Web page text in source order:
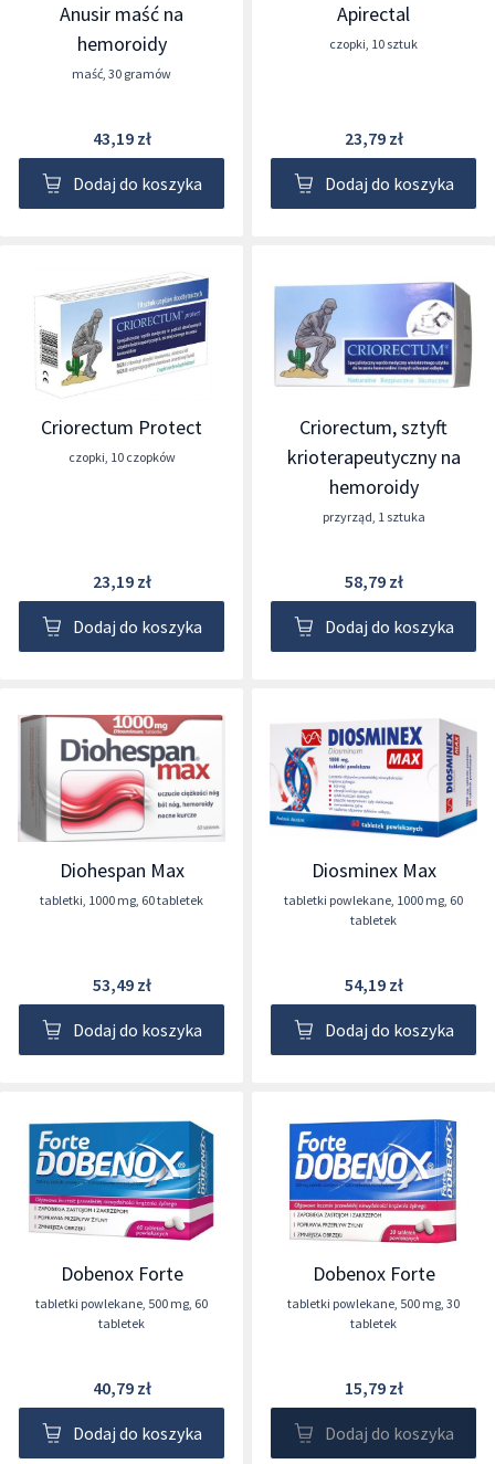
Anusir maść na
hemoroidy
maść, 30 gramów
43,19 zł
Dodaj do koszyka
Apirectal
czopki, 10 sztuk
23,79 zł
Dodaj do koszyka
Criorectum Protect
czopki, 10 czopków
23,19 zł
Dodaj do koszyka
Criorectum, sztyft
krioterapeutyczny na
hemoroidy
przyrząd, 1 sztuka
58,79 zł
Dodaj do koszyka
Diohespan Max
tabletki, 1000 mg, 60 tabletek
53,49 zł
Dodaj do koszyka
Diosminex Max
tabletki powlekane, 1000 mg, 60
tabletek
54,19 zł
Dodaj do koszyka
Dobenox Forte
tabletki powlekane, 500 mg, 60
tabletek
40,79 zł
Dodaj do koszyka
Dobenox Forte
tabletki powlekane, 500 mg, 30
tabletek
15,79 zł
Dodaj do koszyka